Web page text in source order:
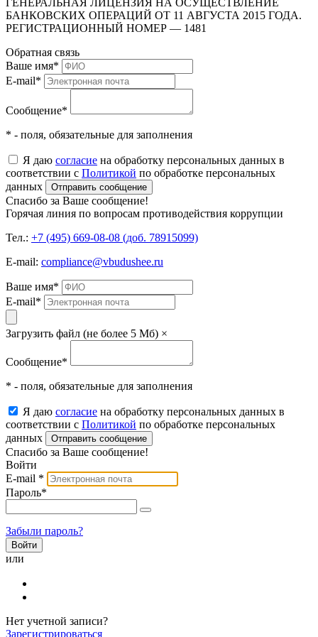
БАНКОВСКИХ ОПЕРАЦИЙ ОТ 11 АВГУСТА 2015 ГОДА.
РЕГИСТРАЦИОННЫЙ НОМЕР — 1481
Обратная связь
Ваше имя*
E-mail*
Сообщение*
* - поля, обязательные для заполнения
Я даю согласие на обработку персональных данных в
соответствии с Политикой по обработке персональных
данных
Отправить сообщение
Спасибо за Ваше сообщение!
Горячая линия по вопросам противодействия коррупции
Тел.: +7 (495) 669-08-08 (доб. 78915099)
E-mail: compliance@vbudushee.ru
Ваше имя*
E-mail*
Загрузить файл (не более 5 Мб) ×
Сообщение*
* - поля, обязательные для заполнения
Я даю согласие на обработку персональных данных в
соответствии с Политикой по обработке персональных
данных
Отправить сообщение
Спасибо за Ваше сообщение!
Войти
E-mail *
Пароль*
Забыли пароль?
или
Нет учетной записи?
Зарегистрироваться